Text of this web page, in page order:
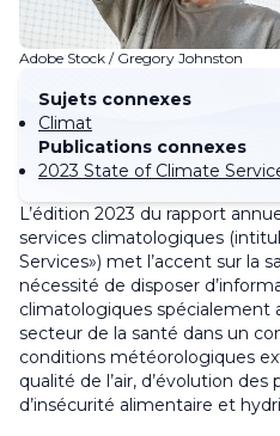
Adobe Stock / Gregory Johnston
Sujets connexes
Climat
Publications connexes
2023 State of Climate
L’édition 2023 du rapport
services climatologiques
Services») met l’accent sur la
nécessité de disposer
climatologiques spécialement
secteur de la santé dans un
conditions météorologiques
qualité de l’air, d’évolution
d’insécurité alimentaire et